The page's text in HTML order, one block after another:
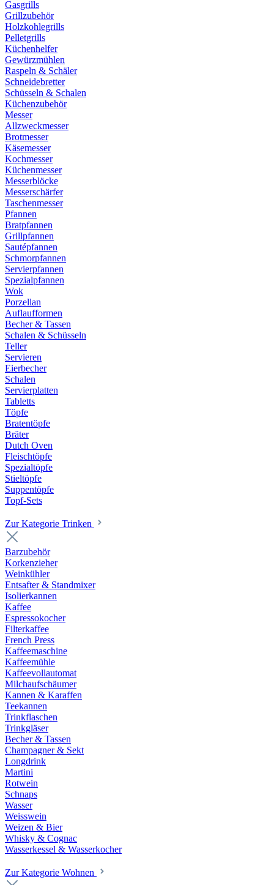
Gasgrills
Grillzubehör
Holzkohlegrills
Pelletgrills
Küchenhelfer
Gewürzmühlen
Raspeln & Schäler
Schneidebretter
Schüsseln & Schalen
Küchenzubehör
Messer
Allzweckmesser
Brotmesser
Käsemesser
Kochmesser
Küchenmesser
Messerblöcke
Messerschärfer
Taschenmesser
Pfannen
Bratpfannen
Grillpfannen
Sautépfannen
Schmorpfannen
Servierpfannen
Spezialpfannen
Wok
Porzellan
Auflaufformen
Becher & Tassen
Schalen & Schüsseln
Teller
Servieren
Eierbecher
Schalen
Servierplatten
Tabletts
Töpfe
Bratentöpfe
Bräter
Dutch Oven
Fleischtöpfe
Spezialtöpfe
Stieltöpfe
Suppentöpfe
Topf-Sets
Zur Kategorie Trinken
Barzubehör
Korkenzieher
Weinkühler
Entsafter & Standmixer
Isolierkannen
Kaffee
Espressokocher
Filterkaffee
French Press
Kaffeemaschine
Kaffeemühle
Kaffeevollautomat
Milchaufschäumer
Kannen & Karaffen
Teekannen
Trinkflaschen
Trinkgläser
Becher & Tassen
Champagner & Sekt
Longdrink
Martini
Rotwein
Schnaps
Wasser
Weisswein
Weizen & Bier
Whisky & Cognac
Wasserkessel & Wasserkocher
Zur Kategorie Wohnen